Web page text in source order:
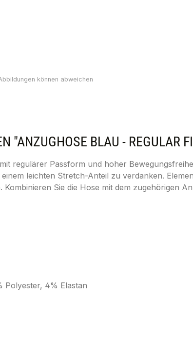
"ANZUGHOSE BLAU - REGULAR
regulärer Passform und hoher
leichten Stretch-Anteil zu verdanken.
Kombinieren Sie die Hose mit dem zugehörigen
Polyester, 4% Elastan